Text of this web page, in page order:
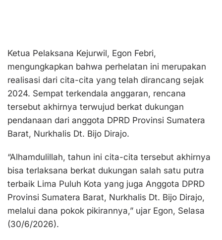
Ketua Pelaksana Kejurwil, Egon Febri,
mengungkapkan bahwa perhelatan ini merupakan
realisasi dari cita-cita yang telah dirancang sejak
2024. Sempat terkendala anggaran, rencana
tersebut akhirnya terwujud berkat dukungan
pendanaan dari anggota DPRD Provinsi Sumatera
Barat, Nurkhalis Dt. Bijo Dirajo.
“Alhamdulillah, tahun ini cita-cita tersebut akhirnya
bisa terlaksana berkat dukungan salah satu putra
terbaik Lima Puluh Kota yang juga Anggota DPRD
Provinsi Sumatera Barat, Nurkhalis Dt. Bijo Dirajo,
melalui dana pokok pikirannya,” ujar Egon, Selasa
(30/6/2026).